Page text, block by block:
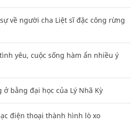
về người cha Liệt sĩ đặc công rừng
yêu, cuộc sống hàm ẩn nhiều ý
bằng đại học của Lý Nhã Kỳ
điện thoại thành hình lò xo